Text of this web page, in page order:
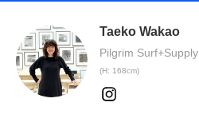
Taeko Wakao
Pilgrim Surf+Supply
(H: 168cm)